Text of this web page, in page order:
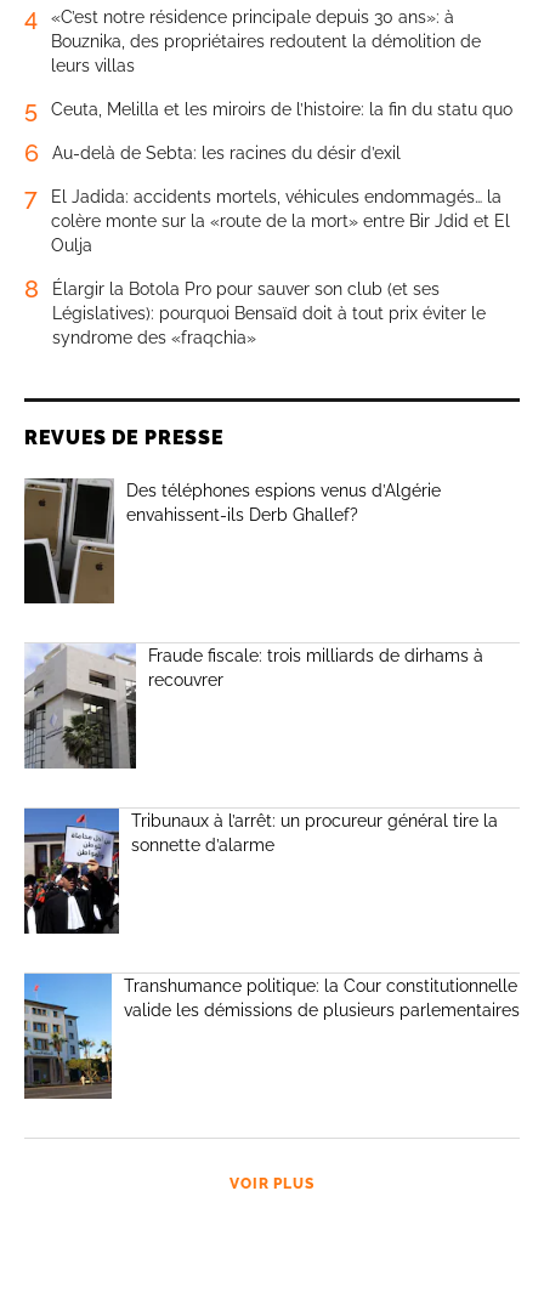
4
«C’est notre résidence principale depuis 30 ans»: à
Bouznika, des propriétaires redoutent la démolition de
leurs villas
5 Ceuta, Melilla et les miroirs de l’histoire: la fin du statu quo
6 Au-delà de Sebta: les racines du désir d’exil
7
El Jadida: accidents mortels, véhicules endommagés… la
colère monte sur la «route de la mort» entre Bir Jdid et El
Oulja
8
Élargir la Botola Pro pour sauver son club (et ses
Législatives): pourquoi Bensaïd doit à tout prix éviter le
syndrome des «fraqchia»
REVUES DE PRESSE
Des téléphones espions venus d’Algérie
envahissent-ils Derb Ghallef?
Fraude fiscale: trois milliards de dirhams à
recouvrer
Tribunaux à l’arrêt: un procureur général tire la
sonnette d’alarme
Transhumance politique: la Cour constitutionnelle
valide les démissions de plusieurs parlementaires
VOIR PLUS